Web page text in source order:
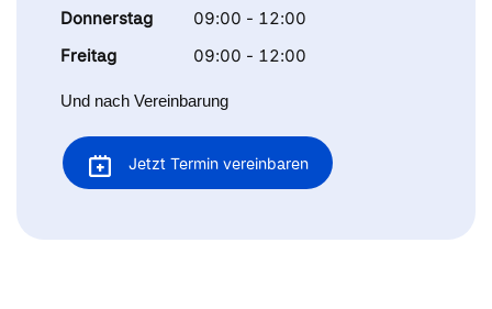
Donnerstag
09:00 - 12:00
Freitag
09:00 - 12:00
Und nach Vereinbarung
Jetzt Termin vereinbaren